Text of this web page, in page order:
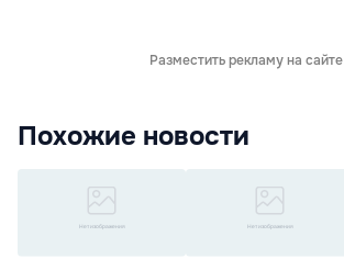
Разместить рекламу на сайте
Похожие новости